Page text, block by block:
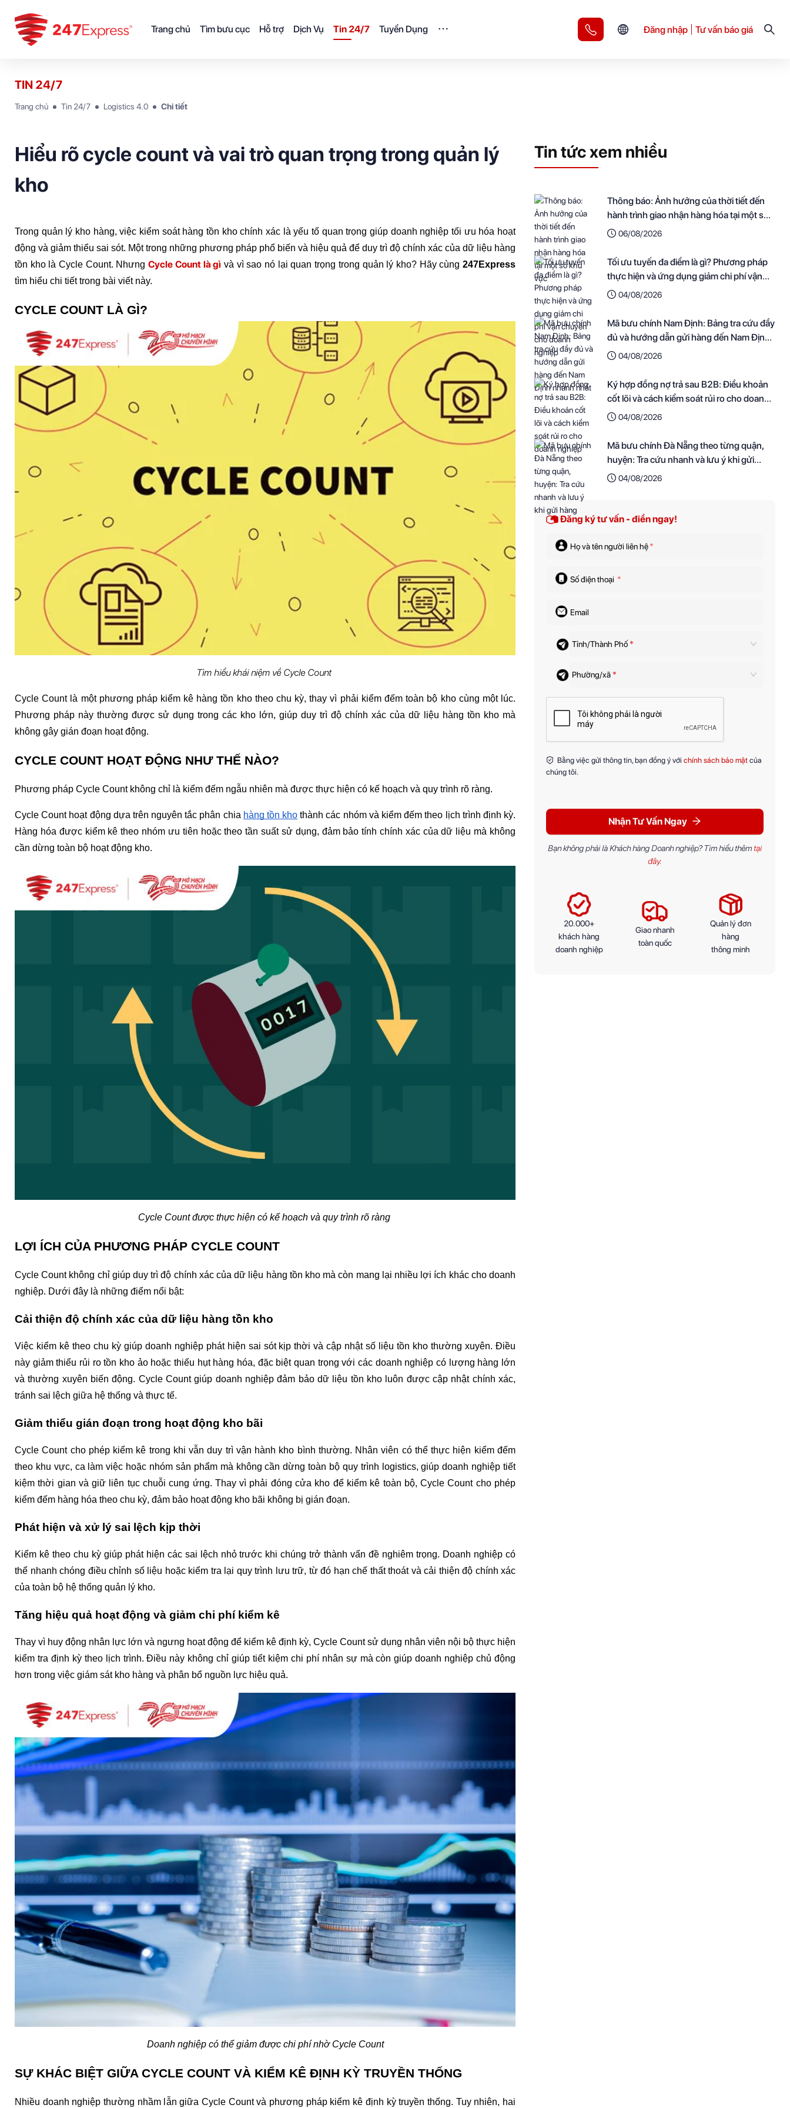
Trang chủ Tìm bưu cục Hỗ trợ Dịch Vụ Tin 24/7 Tuyển Dụng Đăng nhập Tư vấn báo giá
TIN 24/7
Trang chủ Tin 24/7 Logistics 4.0 Chi tiết
Hiểu rõ cycle count và vai trò quan trọng trong quản lý
kho
Trong quản lý kho hàng, việc kiểm soát hàng tồn kho chính xác là yếu tố quan trọng giúp doanh nghiệp tối ưu hóa hoạt
động và giảm thiểu sai sót. Một trong những phương pháp phổ biến và hiệu quả để duy trì độ chính xác của dữ liệu hàng
tồn kho là Cycle Count. Nhưng Cycle Count là gì và vì sao nó lại quan trọng trong quản lý kho? Hãy cùng 247Express
tìm hiểu chi tiết trong bài viết này.
CYCLE COUNT LÀ GÌ?
Tìm hiểu khái niệm về Cycle Count
Cycle Count là một phương pháp kiểm kê hàng tồn kho theo chu kỳ, thay vì phải kiểm đếm toàn bộ kho cùng một lúc.
Phương pháp này thường được sử dụng trong các kho lớn, giúp duy trì độ chính xác của dữ liệu hàng tồn kho mà
không gây gián đoạn hoạt động.
CYCLE COUNT HOẠT ĐỘNG NHƯ THẾ NÀO?
Phương pháp Cycle Count không chỉ là kiểm đếm ngẫu nhiên mà được thực hiện có kế hoạch và quy trình rõ ràng.
Cycle Count hoạt động dựa trên nguyên tắc phân chia hàng tồn kho thành các nhóm và kiểm đếm theo lịch trình định kỳ.
Hàng hóa được kiểm kê theo nhóm ưu tiên hoặc theo tần suất sử dụng, đảm bảo tính chính xác của dữ liệu mà không
cần dừng toàn bộ hoạt động kho.
Cycle Count được thực hiện có kế hoạch và quy trình rõ ràng
LỢI ÍCH CỦA PHƯƠNG PHÁP CYCLE COUNT
Cycle Count không chỉ giúp duy trì độ chính xác của dữ liệu hàng tồn kho mà còn mang lại nhiều lợi ích khác cho doanh
nghiệp. Dưới đây là những điểm nổi bật:
Cải thiện độ chính xác của dữ liệu hàng tồn kho
Việc kiểm kê theo chu kỳ giúp doanh nghiệp phát hiện sai sót kịp thời và cập nhật số liệu tồn kho thường xuyên. Điều
này giảm thiểu rủi ro tồn kho ảo hoặc thiếu hụt hàng hóa, đặc biệt quan trọng với các doanh nghiệp có lượng hàng lớn
và thường xuyên biến động. Cycle Count giúp doanh nghiệp đảm bảo dữ liệu tồn kho luôn được cập nhật chính xác,
tránh sai lệch giữa hệ thống và thực tế.
Giảm thiểu gián đoạn trong hoạt động kho bãi
Cycle Count cho phép kiểm kê trong khi vẫn duy trì vận hành kho bình thường. Nhân viên có thể thực hiện kiểm đếm
theo khu vực, ca làm việc hoặc nhóm sản phẩm mà không cần dừng toàn bộ quy trình logistics, giúp doanh nghiệp tiết
kiệm thời gian và giữ liên tục chuỗi cung ứng. Thay vì phải đóng cửa kho để kiểm kê toàn bộ, Cycle Count cho phép
kiểm đếm hàng hóa theo chu kỳ, đảm bảo hoạt động kho bãi không bị gián đoạn.
Phát hiện và xử lý sai lệch kịp thời
Kiểm kê theo chu kỳ giúp phát hiện các sai lệch nhỏ trước khi chúng trở thành vấn đề nghiêm trọng. Doanh nghiệp có
thể nhanh chóng điều chỉnh số liệu hoặc kiểm tra lại quy trình lưu trữ, từ đó hạn chế thất thoát và cải thiện độ chính xác
của toàn bộ hệ thống quản lý kho.
Tăng hiệu quả hoạt động và giảm chi phí kiểm kê
Thay vì huy động nhân lực lớn và ngưng hoạt động để kiểm kê định kỳ, Cycle Count sử dụng nhân viên nội bộ thực hiện
kiểm tra định kỳ theo lịch trình. Điều này không chỉ giúp tiết kiệm chi phí nhân sự mà còn giúp doanh nghiệp chủ động
hơn trong việc giám sát kho hàng và phân bổ nguồn lực hiệu quả.
Doanh nghiệp có thể giảm được chi phí nhờ Cycle Count
SỰ KHÁC BIỆT GIỮA CYCLE COUNT VÀ KIỂM KÊ ĐỊNH KỲ TRUYỀN THỐNG
Nhiều doanh nghiệp thường nhầm lẫn giữa Cycle Count và phương pháp kiểm kê định kỳ truyền thống. Tuy nhiên, hai
Tin tức xem nhiều
Thông báo: Ảnh hưởng của thời tiết đến
hành trình giao nhận hàng hóa tại một số
khu vực
06/08/2026
Tối ưu tuyến đa điểm là gì? Phương pháp
thực hiện và ứng dụng giảm chi phí vận
chuyển cho doanh nghiệp
04/08/2026
Mã bưu chính Nam Định: Bảng tra cứu đầy
đủ và hướng dẫn gửi hàng đến Nam Định
nhanh nhất
04/08/2026
Ký hợp đồng nợ trả sau B2B: Điều khoản
cốt lõi và cách kiểm soát rủi ro cho doanh
nghiệp
04/08/2026
Mã bưu chính Đà Nẵng theo từng quận,
huyện: Tra cứu nhanh và lưu ý khi gửi
hàng04/08/2026
Đăng ký tư vấn - điền ngay!
Họ và tên người liên hệ*
Số điện thoại *
Email
Tỉnh/Thành Phố *
Phường/xã *
Bằng việc gửi thông tin, bạn đồng ý với chính sách bảo mật của
chúng tôi.
Nhận Tư Vấn Ngay
Bạn không phải là Khách hàng Doanh nghiệp? Tìm hiểu thêm tại
đây.
20.000+
khách hàng
doanh nghiệp
Giao nhanh
toàn quốc
Quản lý đơn
hàng
thông minh